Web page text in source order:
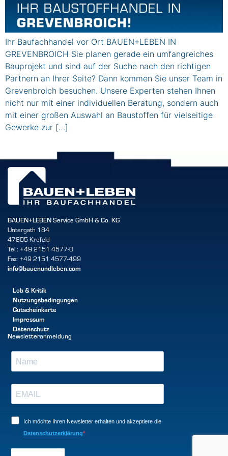
Ihr Baufachhandel vor Ort BAUEN+LEBEN IN
GREVENBROICH Sie planen gerade ein umfangreiches
Bauprojekt und sind auf der Suche nach den richtigen
Partnern an Ihrer Seite? Dann kommen Sie unser Team in
Grevenbroich besuchen. Unsere Experten stehen Ihnen
nicht nur mit einer individuellen Beratung, sondern auch
mit einer großen Auswahl an Baustoffen für vielseitige
Gewerke zur […]
BAUEN+LEBEN Service GmbH & Co. KG
Untergath 184
47805 Krefeld
Tel.: +49 2151 4577-0
Fax: +49 2151 4577-499
info@bauenundleben.com
Lob & Kritik
Nutzungsbedingungen
Gutscheinkarte
Impressum
Datenschutz
Newsletteranmeldung
Ich möchte Ihren Newsletter erhalten und akzeptiere die
Datenschutzerklärung